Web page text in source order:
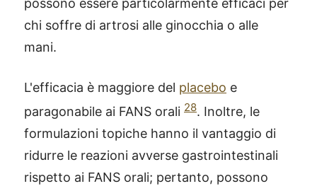
possono essere particolarmente efficaci per
chi soffre di artrosi alle ginocchia o alle
mani.
L'efficacia è maggiore del placebo e
paragonabile ai FANS orali 28. Inoltre, le
formulazioni topiche hanno il vantaggio di
ridurre le reazioni avverse gastrointestinali
rispetto ai FANS orali; pertanto, possono